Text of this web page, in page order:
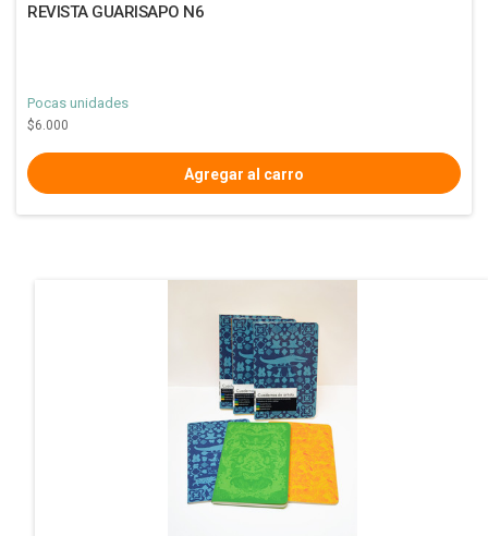
REVISTA GUARISAPO N6
Pocas unidades
$6.000